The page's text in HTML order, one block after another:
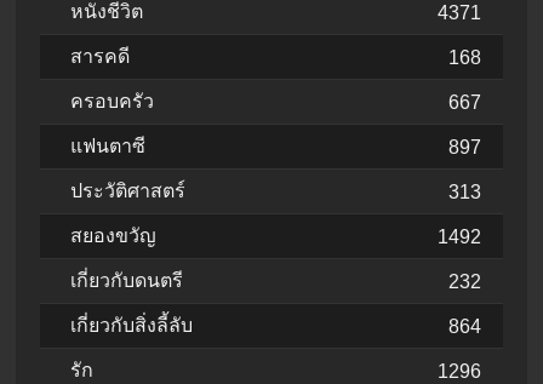
หนังชีวิต 4371
สารคดี 168
ครอบครัว 667
แฟนตาซี 897
ประวัติศาสตร์ 313
สยองขวัญ 1492
เกี่ยวกับดนตรี 232
เกี่ยวกับสิ่งลี้ลับ 864
รัก 1296